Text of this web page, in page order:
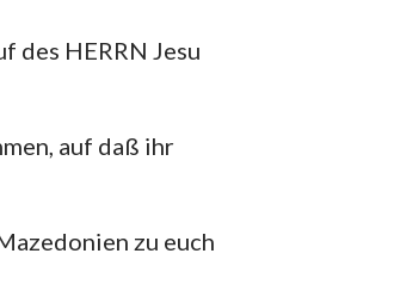
des HERRN Jesu
auf daß ihr
zu euch